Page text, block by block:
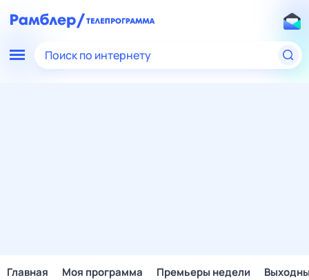
Поиск по интернету
Главная Моя программа Премьеры недели